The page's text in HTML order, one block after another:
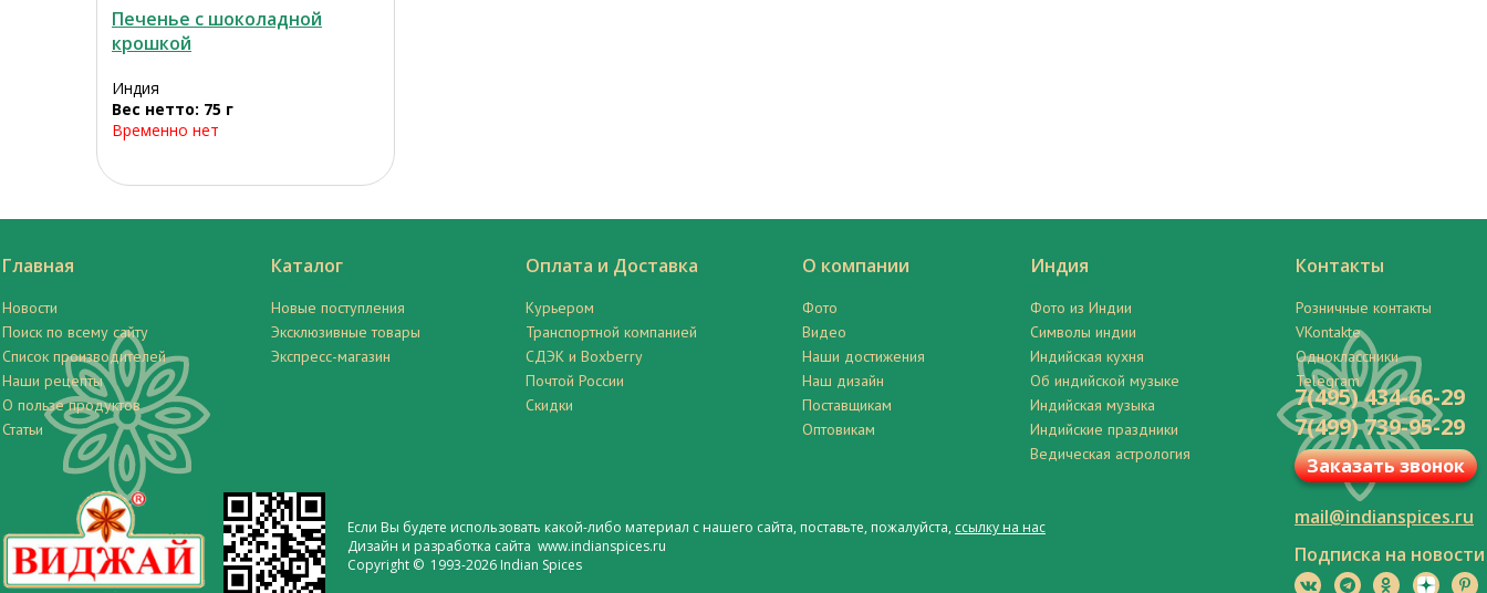
Печенье с шоколадной
крошкой
Индия
Вес нетто: 75 г
Временно нет
Главная
Новости
Поиск по всему сайту
Список производителей
Наши рецепты
О пользе продуктов
Статьи
Каталог
Новые поступления
Эксклюзивные товары
Экспресс-магазин
Оплата и Доставка
Курьером
Транспортной компанией
СДЭК и Boxberry
Почтой России
Скидки
О компании
Фото
Видео
Наши достижения
Наш дизайн
Поставщикам
Оптовикам
Индия
Фото из Индии
Символы индии
Индийская кухня
Об индийской музыке
Индийская музыка
Индийские праздники
Ведическая астрология
Контакты
Розничные контакты
VKontakte
Одноклассники
Telegram
Если Вы будете использовать какой-либо материал с нашего сайта, поставьте, пожалуйста, ссылку на нас
Дизайн и разработка сайта www.indianspices.ru
Copyright © 1993-2026 Indian Spices
7(495) 434-66-29
7(499) 739-95-29
Заказать звонок
mail@indianspices.ru
Подписка на новости